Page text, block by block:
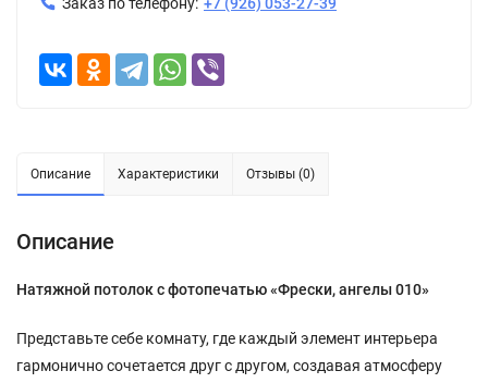
Описание Характеристики Отзывы (0)
Описание
Натяжной потолок с фотопечатью «Фрески, ангелы 010»
Представьте себе комнату, где каждый элемент интерьера
гармонично сочетается друг с другом, создавая атмосферу